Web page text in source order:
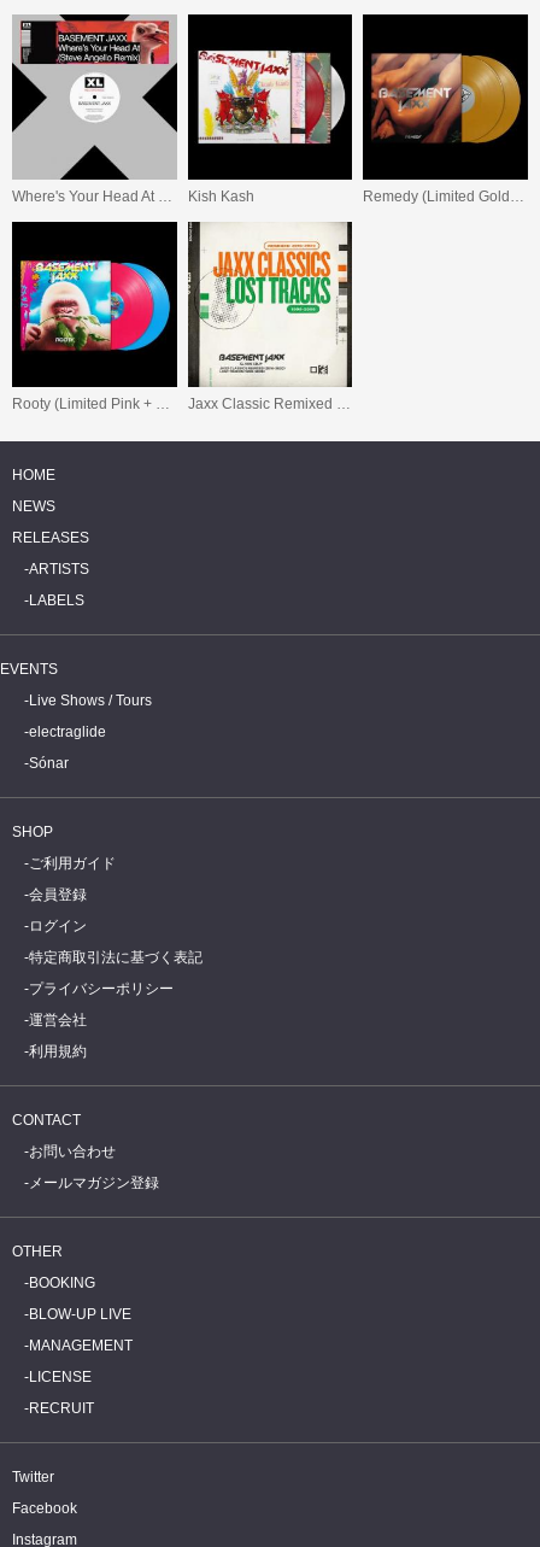
Kish Kash
HOME
NEWS
RELEASES
ARTISTS
LABELS
EVENTS
Live Shows / Tours
electraglide
Sónar
SHOP
ご利用ガイド
会員登録
ログイン
特定商取引法に基づく表記
プライバシーポリシー
運営会社
利用規約
CONTACT
お問い合わせ
メールマガジン登録
OTHER
BOOKING
BLOW-UP LIVE
MANAGEMENT
LICENSE
RECRUIT
Twitter
Facebook
Instagram